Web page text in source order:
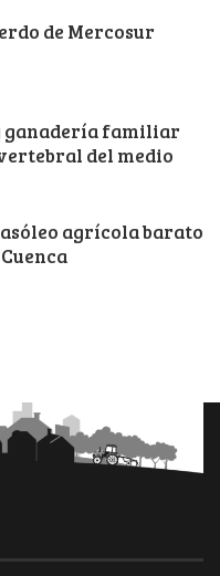
de Mercosur
ganadería familiar
del medio
agrícola barato